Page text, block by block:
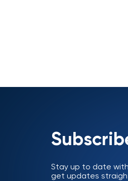
Stay up to date
get updates